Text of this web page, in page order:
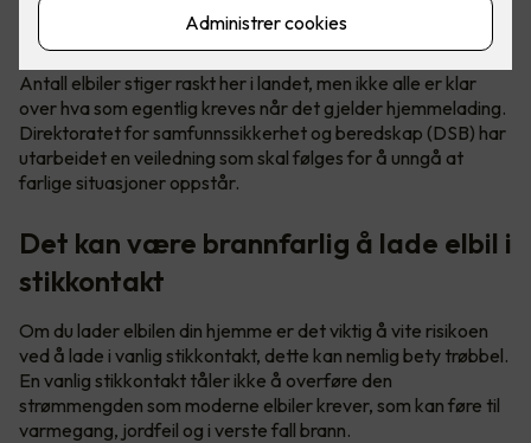
Hva krever en hjemmelader?
Antall elbiler stiger raskt her i landet, men ikke alle er klar
over hva som egentlig kreves når det gjelder hjemmelading.
Direktoratet for samfunnssikkerhet og beredskap (DSB) har
utarbeidet en veiledning som skal følges for å unngå at
farlige situasjoner oppstår.
Det kan være brannfarlig å lade elbil i
stikkontakt
Om du lader elbilen din hjemme er det viktig å vite risikoen
ved å lade i vanlig stikkontakt, dette kan nemlig bety trøbbel.
En vanlig stikkontakt tåler ikke å overføre den
strømmengden som moderne elbiler krever, som kan føre til
varmegang, jordfeil og i verste fall brann.